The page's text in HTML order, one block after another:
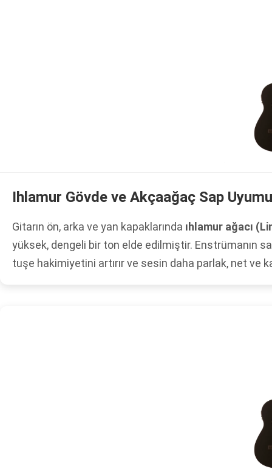
Ihlamur Gövde ve Akçaağaç Sap Uyumu
Gitarın ön, arka ve yan kapaklarında ıhlamur ağacı
yüksek, dengeli bir ton elde edilmiştir. Enstrümanın
tuşe hakimiyetini artırır ve sesin daha parlak, net ve